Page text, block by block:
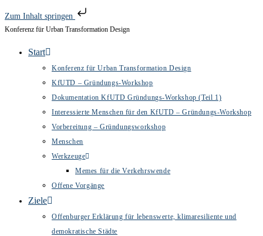
Zum Inhalt springen
Zum
Konferenz für Urban Transformation Design
Start
Konferenz für Urban Transformation Design
KfUTD – Gründungs-Workshop
Dokumentation KfUTD Gründungs-Workshop (Teil 1)
Interessierte Menschen für den KfUTD – Gründungs-Workshop
Vorbereitung – Gründungsworkshop
Menschen
Werkzeuge
Memes für die Verkehrswende
Offene Vorgänge
Ziele
Offenburger Erklärung für lebenswerte, klimaresiliente und
demokratische Städte